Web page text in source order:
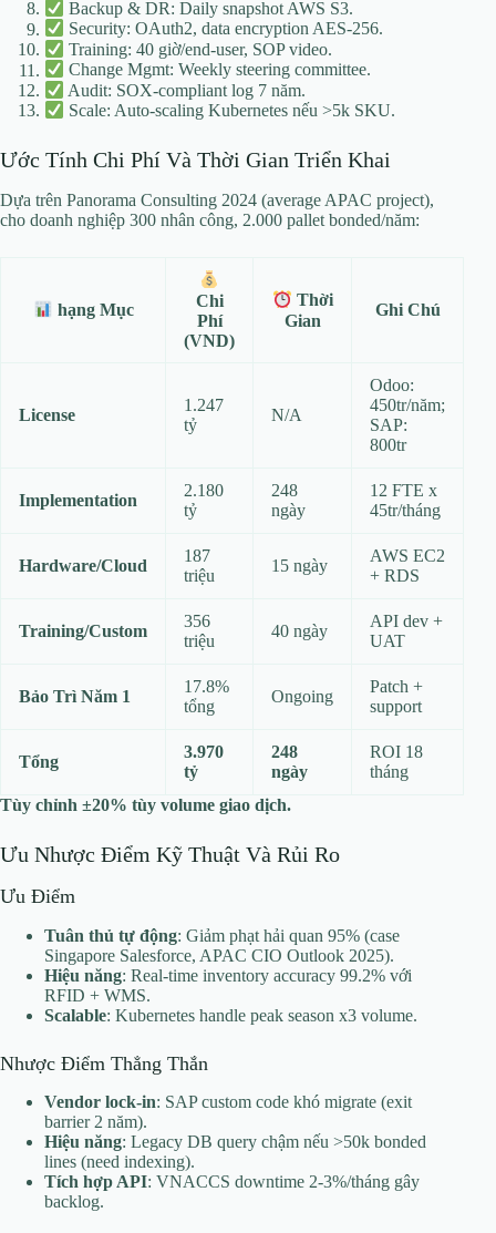
Backup & DR: Daily snapshot AWS S3.
Security: OAuth2, data encryption AES-256.
Training: 40 giờ/end-user, SOP video.
Change Mgmt: Weekly steering committee.
Audit: SOX-compliant log 7 năm.
Scale: Auto-scaling Kubernetes nếu >5k SKU.
Ước Tính Chi Phí Và Thời Gian Triển Khai
Dựa trên Panorama Consulting 2024 (average APAC project),
cho doanh nghiệp 300 nhân công, 2.000 pallet bonded/năm:
hạng Mục
Chi
Phí
(VND)
Thời
Gian
Ghi Chú
License
1.247
tỷ
N/A
Odoo:
450tr/năm;
SAP:
800tr
Implementation
2.180
tỷ
248
ngày
12 FTE x
45tr/tháng
Hardware/Cloud
187
triệu
15 ngày
AWS EC2
+ RDS
Training/Custom
356
triệu
40 ngày
API dev +
UAT
Bảo Trì Năm 1
17.8%
tổng
Ongoing
Patch +
support
Tổng
3.970
tỷ
248
ngày
ROI 18
tháng
Tùy chỉnh ±20% tùy volume giao dịch.
Ưu Nhược Điểm Kỹ Thuật Và Rủi Ro
Ưu Điểm
Tuân thủ tự động: Giảm phạt hải quan 95% (case
Singapore Salesforce, APAC CIO Outlook 2025).
Hiệu năng: Real-time inventory accuracy 99.2% với
RFID + WMS.
Scalable: Kubernetes handle peak season x3 volume.
Nhược Điểm Thẳng Thắn
Vendor lock-in: SAP custom code khó migrate (exit
barrier 2 năm).
Hiệu năng: Legacy DB query chậm nếu >50k bonded
lines (need indexing).
Tích hợp API: VNACCS downtime 2-3%/tháng gây
backlog.